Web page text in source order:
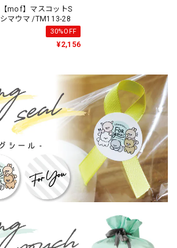
【mof】マスコットS
シマウマ /TM113-28
30%OFF
¥2,156